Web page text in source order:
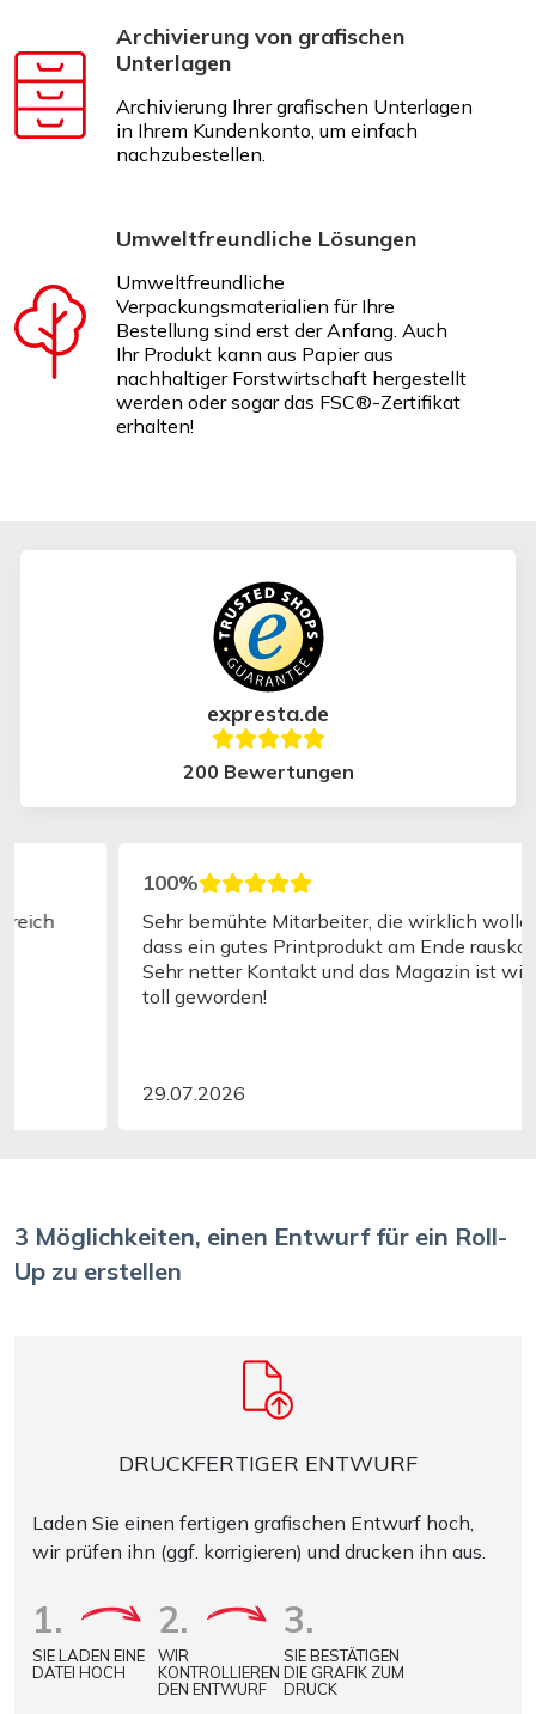
Archivierung von grafischen
Unterlagen
Archivierung Ihrer grafischen Unterlagen
in Ihrem Kundenkonto, um einfach
nachzubestellen.
Umweltfreundliche Lösungen
Umweltfreundliche
Verpackungsmaterialien für Ihre
Bestellung sind erst der Anfang. Auch
Ihr Produkt kann aus Papier aus
nachhaltiger Forstwirtschaft hergestellt
werden oder sogar das FSC®-Zertifikat
erhalten!
expresta.de
200 Bewertungen
Sehr bemühte Mitarbeiter, die wirklich wollen,
dass ein gutes Printprodukt am Ende rauskommt.
Sehr netter Kontakt und das Magazin ist wirklich
toll geworden!
29.07.2026
3 Möglichkeiten, einen Entwurf für ein Roll-
Up zu erstellen
DRUCKFERTIGER ENTWURF
Laden Sie einen fertigen grafischen Entwurf hoch,
wir prüfen ihn (ggf. korrigieren) und drucken ihn aus.
1.
SIE LADEN EINE
DATEI HOCH
2.
WIR
KONTROLLIEREN
DEN ENTWURF
3.
SIE BESTÄTIGEN
DIE GRAFIK ZUM
DRUCK